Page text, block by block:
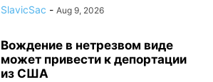
SlavicSac - Aug 9, 2026
Вождение в нетрезвом виде
может привести к депортации
из США